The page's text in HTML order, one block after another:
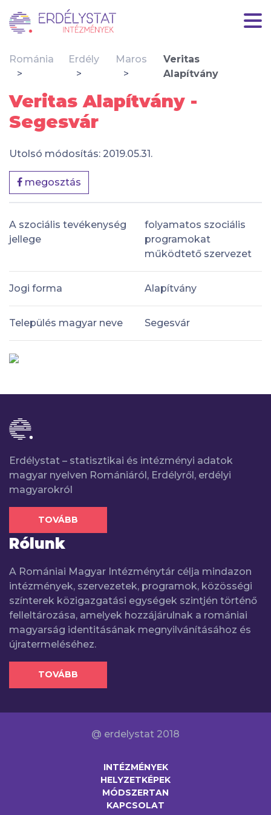
Románia Erdély Maros
Veritas
Alapítvány
Veritas Alapítvány -
Segesvár
Utolsó módosítás: 2019.05.31.
megosztás
A szociális tevékenység
jellege
folyamatos szociális
programokat
működtető szervezet
Jogi forma Alapítvány
Település magyar neve Segesvár
Erdélystat – statisztikai és intézményi adatok
magyar nyelven Romániáról, Erdélyről, erdélyi
magyarokról
TOVÁBB
Rólunk
A Romániai Magyar Intézménytár célja mindazon
intézmények, szervezetek, programok, közösségi
színterek közigazgatási egységek szintjén történő
felleltározása, amelyek hozzájárulnak a romániai
magyarság identitásának megnyilvánításához és
újratermeléséhez.
TOVÁBB
@ erdelystat 2018
INTÉZMÉNYEK
HELYZETKÉPEK
MÓDSZERTAN
KAPCSOLAT